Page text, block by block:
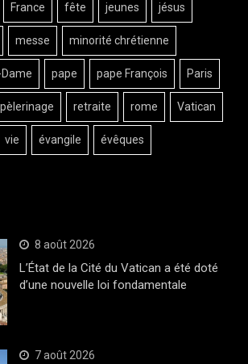
France fête jeunes jésus
messe minorité chrétienne
pape pape François Paris
pèlerinage retraite rome Vatican
vie évangile évêques
8 août 2026
L’État de la Cité du Vatican a été doté
d’une nouvelle loi fondamentale
7 août 2026